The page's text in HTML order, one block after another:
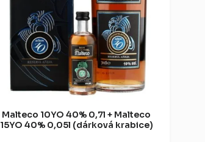
Malteco 10YO 40% 0,7l + Malteco
15YO 40% 0,05l (dárková krabice)